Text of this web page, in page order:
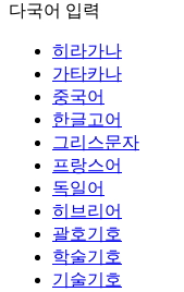
다국어 입력
히라가나
가타카나
중국어
한글고어
그리스문자
프랑스어
독일어
히브리어
괄호기호
학술기호
기술기호